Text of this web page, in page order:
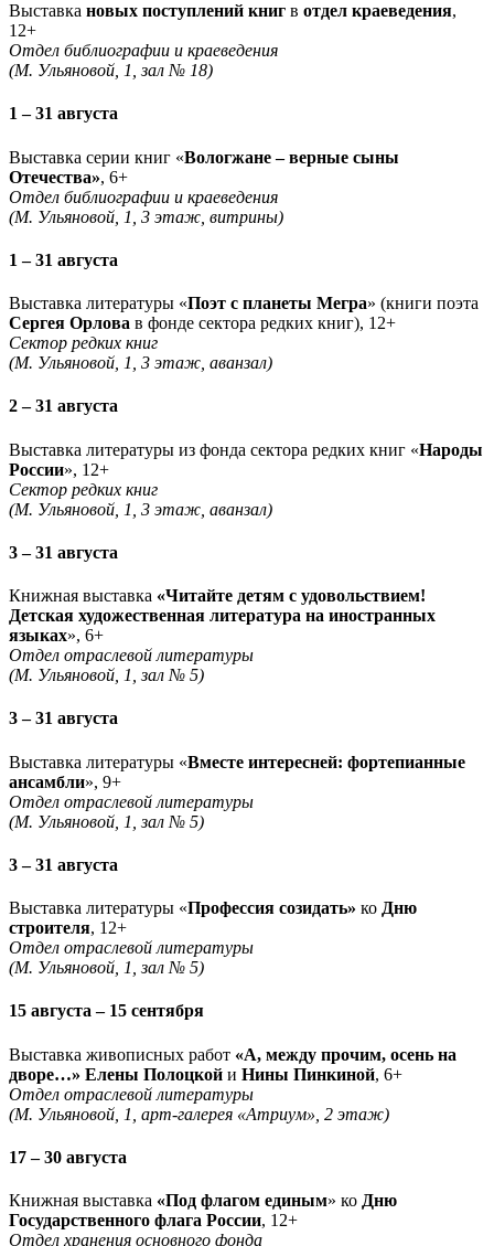
Выставка новых поступлений книг в отдел краеведения,
12+
Отдел библиографии и краеведения
(М. Ульяновой, 1, зал № 18)
1 – 31 августа
Выставка серии книг «Вологжане – верные сыны
Отечества», 6+
Отдел библиографии и краеведения
(М. Ульяновой, 1, 3 этаж, витрины)
1 – 31 августа
Выставка литературы «Поэт с планеты Мегра» (книги поэта
Сергея Орлова в фонде сектора редких книг), 12+
Сектор редких книг
(М. Ульяновой, 1, 3 этаж, аванзал)
2 – 31 августа
Выставка литературы из фонда сектора редких книг «Народы
России», 12+
Сектор редких книг
(М. Ульяновой, 1, 3 этаж, аванзал)
3 – 31 августа
Книжная выставка «Читайте детям с удовольствием!
Детская художественная литература на иностранных
языках», 6+
Отдел отраслевой литературы
(М. Ульяновой, 1, зал № 5)
3 – 31 августа
Выставка литературы «Вместе интересней: фортепианные
ансамбли», 9+
Отдел отраслевой литературы
(М. Ульяновой, 1, зал № 5)
3 – 31 августа
Выставка литературы «Профессия созидать» ко Дню
строителя, 12+
Отдел отраслевой литературы
(М. Ульяновой, 1, зал № 5)
15 августа – 15 сентября
Выставка живописных работ «А, между прочим, осень на
дворе…» Елены Полоцкой и Нины Пинкиной, 6+
Отдел отраслевой литературы
(М. Ульяновой, 1, арт-галерея «Атриум», 2 этаж)
17 – 30 августа
Книжная выставка «Под флагом единым» ко Дню
Государственного флага России, 12+
Отдел хранения основного фонда